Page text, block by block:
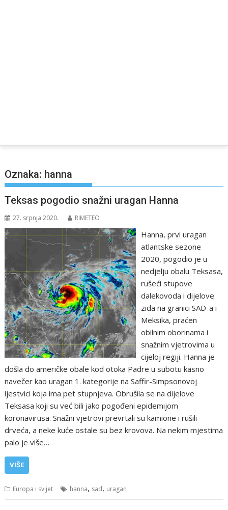
Oznaka: hanna
Teksas pogodio snažni uragan Hanna
27. srpnja 2020. RIMETEO
Hanna, prvi uragan
atlantske sezone
2020, pogodio je u
nedjelju obalu Teksasa,
rušeći stupove
dalekovoda i dijelove
zida na granici SAD-a i
Meksika, praćen
obilnim oborinama i
snažnim vjetrovima u
cijeloj regiji. Hanna je
došla do američke obale kod otoka Padre u subotu kasno
navečer kao uragan 1. kategorije na Saffir-Simpsonovoj
ljestvici koja ima pet stupnjeva. Obrušila se na dijelove
Teksasa koji su već bili jako pogođeni epidemijom
koronavirusa. Snažni vjetrovi prevrtali su kamione i rušili
drveća, a neke kuće ostale su bez krovova. Na nekim mjestima
palo je više…
VIŠE
Europa i svijet hanna, sad, uragan